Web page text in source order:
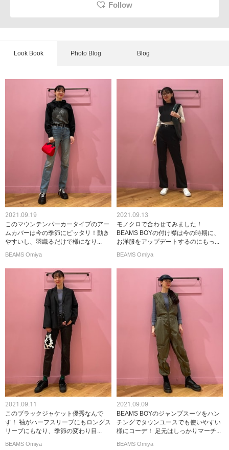
Follow
Look Book Photo Blog Blog
2021.09.19
このマウンテンパーカータイプのアー
ムカバーは今の季節にピッタリ！動き
やすいし、羽織るだけで様になり...
BEAMS Omiya
2021.09.13
モノクロで合わせてみました！
BEAMS BOYの付け襟は今の時期に、
お洋服をアップデートするのにもっ...
BEAMS Omiya
2021.09.11
このブラックジャケット優秀なんで
す！ 袖がハーフスリーブにもロングス
リーブにもなり、季節の変わり目...
BEAMS Omiya
2021.09.09
BEAMS BOYのジャンプスーツをハン
チングでタウンユースでも使いやすい
様にコーデ！ 足元はしっかりマーチ...
BEAMS Omiya